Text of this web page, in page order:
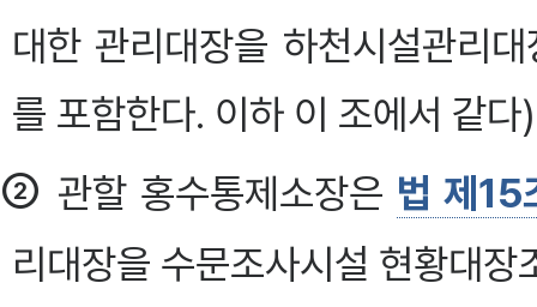
대한 관리대장을 하천시설관리
를 포함한다. 이하 이 조에서 같
② 관할 홍수통제소장은 법 제15
리대장을 수문조사시설 현황대장